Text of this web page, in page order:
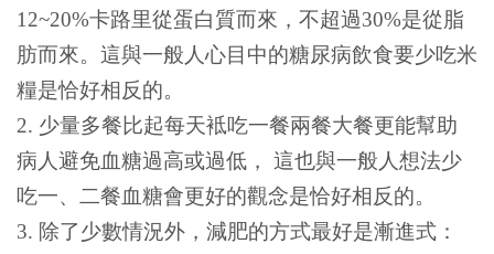
12~20%卡路里從蛋白質而來，不超過30%是從脂
肪而來。這與一般人心目中的糖尿病飲食要少吃米
糧是恰好相反的。
2. 少量多餐比起每天袛吃一餐兩餐大餐更能幫助
病人避免血糖過高或過低， 這也與一般人想法少
吃一、二餐血糖會更好的觀念是恰好相反的。
3. 除了少數情況外，減肥的方式最好是漸進式：